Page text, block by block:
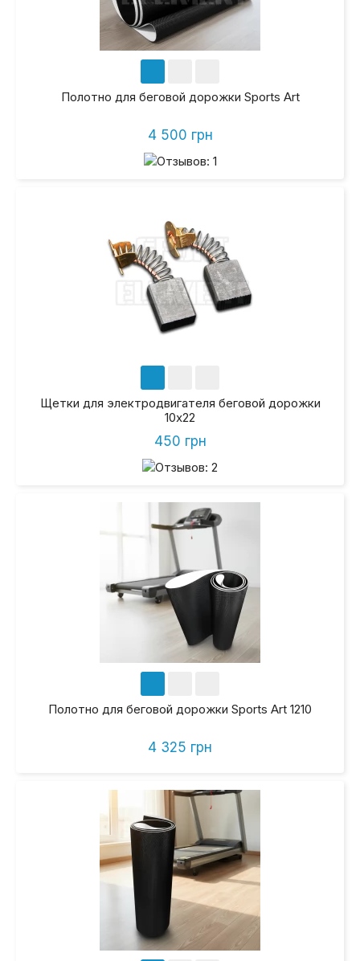
Полотно для беговой дорожки Sports Art
4 500 грн
Щетки для электродвигателя беговой дорожки
10х22
450 грн
Полотно для беговой дорожки Sports Art 1210
4 325 грн